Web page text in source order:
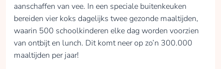
aanschaffen van vee. In een speciale buitenkeuken
bereiden vier koks dagelijks twee gezonde maaltijden,
waarin 500 schoolkinderen elke dag worden voorzien
van ontbijt en lunch. Dit komt neer op zo’n 300.000
maaltijden per jaar!